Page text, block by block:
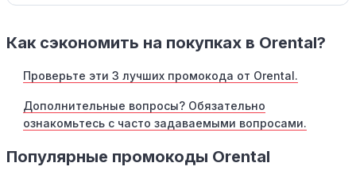
Как сэкономить на покупках в Orental?
Проверьте эти 3 лучших промокода от Orental.
Дополнительные вопросы? Обязательно
ознакомьтесь с часто задаваемыми вопросами.
Популярные промокоды Orental